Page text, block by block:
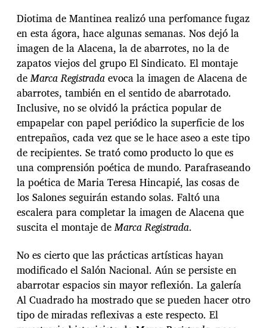
Diotima de Mantinea realizó una perfomance fugaz
en esta ágora, hace algunas semanas. Nos dejó la
imagen de la Alacena, la de abarrotes, no la de
zapatos viejos del grupo El Sindicato. El montaje
deMarca Registradaevoca la imagen de Alacena de
abarrotes, también en el sentido de abarrotado.
Inclusive, no se olvidó la práctica popular de
empapelar con papel periódico la superficie de los
entrepaños, cada vez que se le hace aseo a este tipo
de recipientes. Se trató como producto lo que es
una comprensión poética de mundo. Parafraseando
la poética de Maria Teresa Hincapié, las cosas de
los Salones seguirán estando solas. Faltó una
escalera para completar la imagen de Alacena que
suscita el montaje deMarca Registrada.
No es cierto que las prácticas artísticas hayan
modificado el Salón Nacional. Aún se persiste en
abarrotar espacios sin mayor reflexión. La galería
Al Cuadrado ha mostrado que se pueden hacer otro
tipo de miradas reflexivas a este respecto. El